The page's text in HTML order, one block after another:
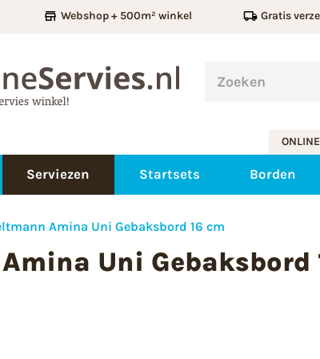
Webshop + 500m² winkel Gratis
Serviezen Startsets Borden
Amina Uni Gebaksbord 16 cm
Uni Gebaksbord